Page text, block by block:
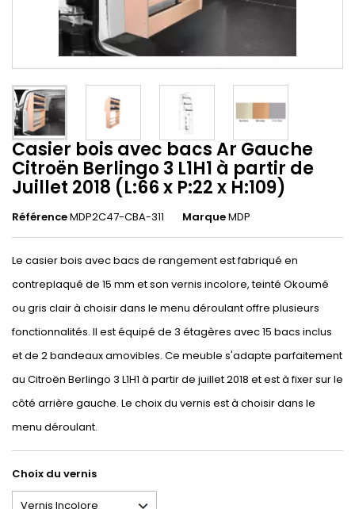
Casier bois avec bacs Ar Gauche
Citroën Berlingo 3 L1H1 à partir de
Juillet 2018 (L:66 x P:22 x H:109)
RéférenceMDP2C47-CBA-311 MarqueMDP
Le casier bois avec bacs de rangement est fabriqué en
contreplaqué de 15 mm et son vernis incolore, teinté Okoumé
ou gris clair à choisir dans le menu déroulant offre plusieurs
fonctionnalités. Il est équipé de 3 étagères avec 15 bacs inclus
et de 2 bandeaux amovibles. Ce meuble s'adapte parfaitement
au Citroën Berlingo 3 L1H1 à partir de juillet 2018 et est à fixer sur le
côté arrière gauche. Le choix du vernis est à choisir dans le
menu déroulant.
Choix du vernis